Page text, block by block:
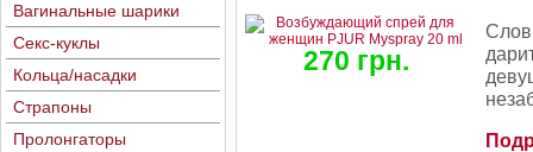
Вагинальные шарики
Секс-куклы
Кольца/насадки
Страпоны
Пролонгаторы
270 грн.